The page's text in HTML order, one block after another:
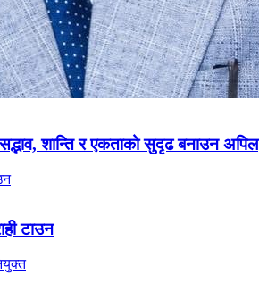
सद्भाव, शान्ति र एकताको सुदृढ बनाउन अपिल
टाउन